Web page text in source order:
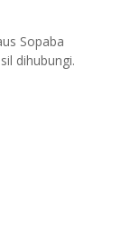
Sopaba
dihubungi.